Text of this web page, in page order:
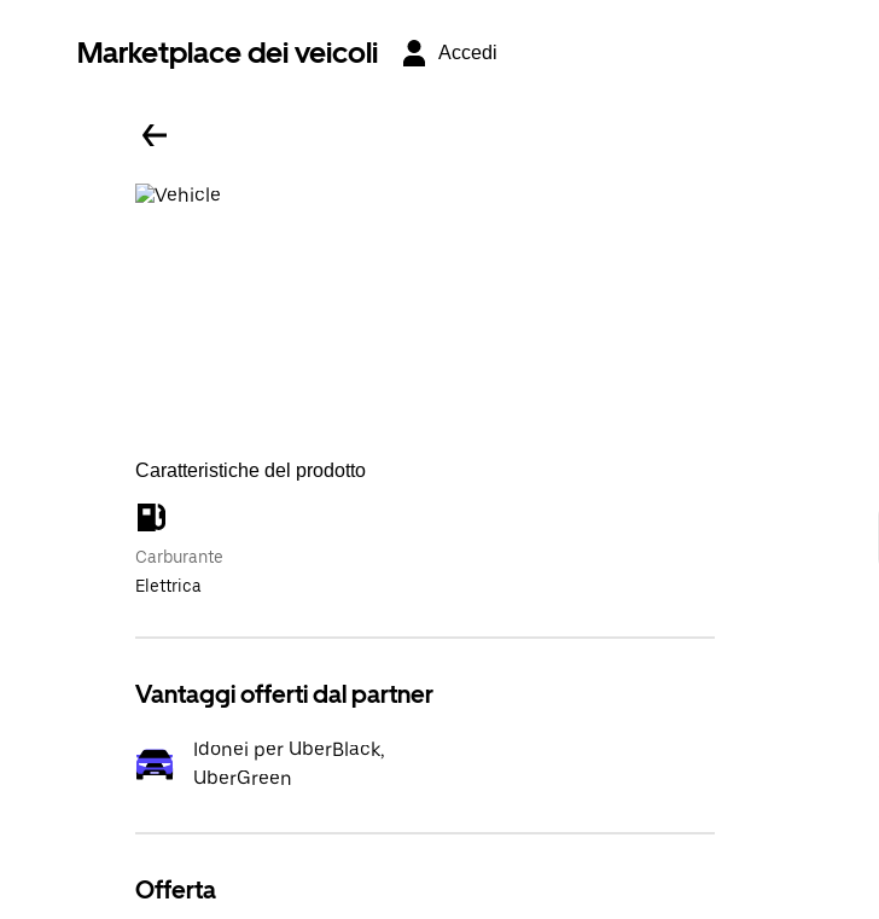
Marketplace dei veicoli Accedi
Caratteristiche del prodotto
Carburante
Elettrica
Vantaggi offerti dal partner
Idonei per UberBlack,
UberGreen
Offerta